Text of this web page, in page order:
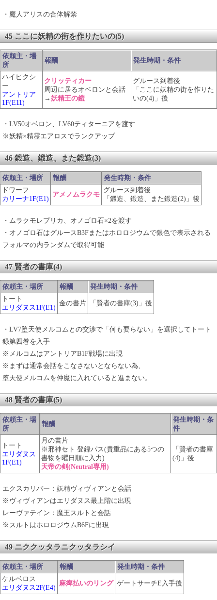
・魔人アリスの合体解禁
45 ここに妖精の街を作りたいの(5)
依頼主・場
所
報酬 発生時期・条件
ハイピクシ
ー
アントリア
1F(E11)
クリッティカー
周辺に居るオベロンと会話
→ 妖精王の鎧
グルース到着後
「ここに妖精の街を作りた
いの(4)」後
・LV50オベロン、LV60ティターニアを渡す
※妖精×精霊エアロスでランクアップ
46 鍛造、鍛造、また鍛造(3)
依頼主・場所 報酬
発生時期・条件
ドワーフ
カリーナ1F(E1)
アメノムラクモ
グルース到着後
「鍛造、鍛造、また鍛造(2)」後
・ムラクモレプリカ、オノゴロ石×2を渡す
・オノゴロ石はグルースB3Fまたはホロロジウムで銀色で表示される
フォルマの内ランダムで取得可能
47 賢者の書庫(4)
依頼主・場所 報酬
発生時期・条件
トート
エリダヌス1F(E1)
金の書片 「賢者の書庫(3)」後
・LV7堕天使メルコムとの交渉で「何も要らない」を選択してトート
録第四巻を入手
※メルコムはアントリアB1F戦場に出現
※まずは通常会話をこなさないとならない為、
堕天使メルコムを仲魔に入れていると進まない。
48 賢者の書庫(5)
依頼主・場
所
報酬
発生時期・条
件
トート
エリダヌス
1F(E1)
月の書片
※邪神セト 登録パス(貴重品にある5つの
書物を曜日順に入力)
天帝の剣(Neutral専用)
「賢者の書庫
(4)」後
エクスカリバー：妖精ヴィヴィアンと会話
※ヴィヴィアンはエリダヌス最上階に出現
レーヴァテイン：魔王スルトと会話
※スルトはホロロジウムB6Fに出現
49 ニククッタラニクッタラシイ
依頼主・場所 報酬
発生時期・条件
ケルベロス
エリダヌス2F(E4)
麻痺払いのリング ゲートサーチE入手後